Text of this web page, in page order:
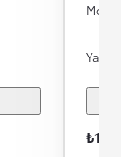
Model
Yakıt